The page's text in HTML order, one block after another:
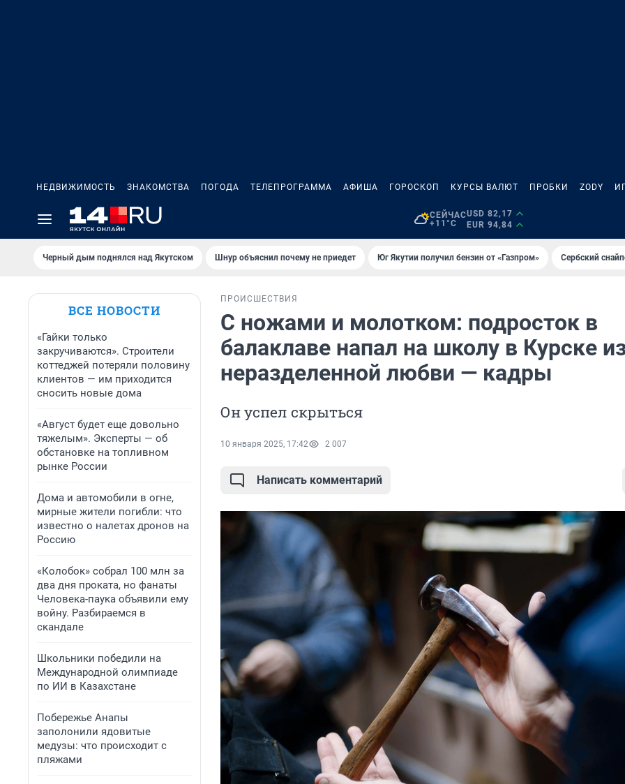
НЕДВИЖИМОСТЬ ЗНАКОМСТВА ПОГОДА ТЕЛЕПРОГРАММА АФИША ГОРОСКОП КУРСЫ ВАЛЮТ ПРОБКИ ZODY
СЕЙЧАС
+11°C
USD 82,17
EUR 94,84
Черный дым поднялся над Якутском Шнур объяснил почему не приедет Юг Якутии получил бензин от «Газпром» Сербский
ВСЕ НОВОСТИ
«Гайки только
закручиваются». Строители
коттеджей потеряли половину
клиентов — им приходится
сносить новые дома
«Август будет еще довольно
тяжелым». Эксперты — об
обстановке на топливном
рынке России
Дома и автомобили в огне,
мирные жители погибли: что
известно о налетах дронов на
Россию
«Колобок» собрал 100 млн за
два дня проката, но фанаты
Человека-паука объявили ему
войну. Разбираемся в
скандале
Школьники победили на
Международной олимпиаде
по ИИ в Казахстане
Побережье Анапы
заполонили ядовитые
медузы: что происходит с
пляжами
ПРОИСШЕСТВИЯ
С ножами и молотком: подросток в
балаклаве напал на школу в Курске
неразделенной любви — кадры
Он успел скрыться
10 января 2025, 17:42 2 007
Написать комментарий